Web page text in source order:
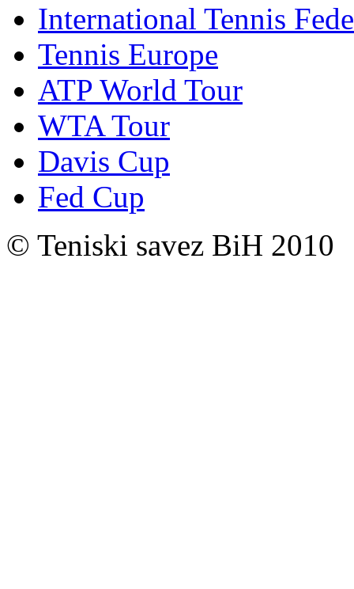
International Tennis
Tennis Europe
ATP World Tour
WTA Tour
Davis Cup
Fed Cup
© Teniski savez BiH 2010